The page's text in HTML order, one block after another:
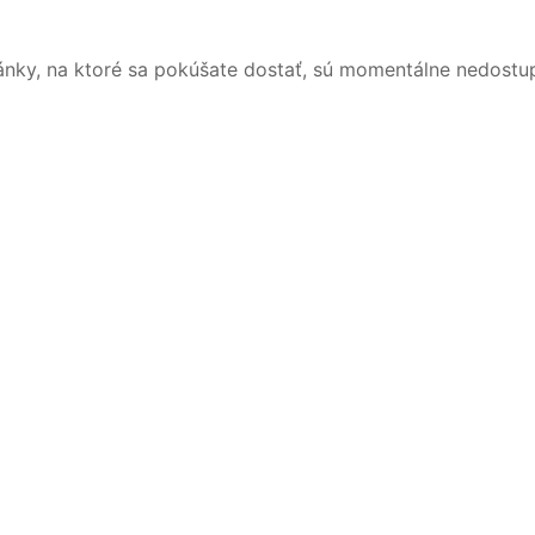
na ktoré sa pokúšate dostať, sú momentálne